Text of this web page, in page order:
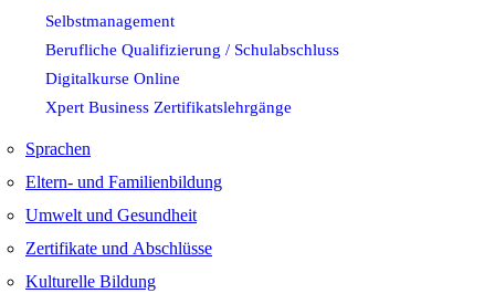
Selbstmanagement
Berufliche Qualifizierung / Schulabschluss
Digitalkurse Online
Xpert Business Zertifikatslehrgänge
Sprachen
Eltern- und Familienbildung
Umwelt und Gesundheit
Zertifikate und Abschlüsse
Kulturelle Bildung